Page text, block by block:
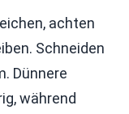
achten
Schneiden
Dünnere
während